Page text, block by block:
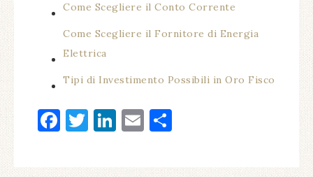
Come Scegliere il Conto Corrente
Come Scegliere il Fornitore di Energia
Elettrica
Tipi di Investimento Possibili in Oro Fisco
Facebook
Twitter
LinkedIn
Email